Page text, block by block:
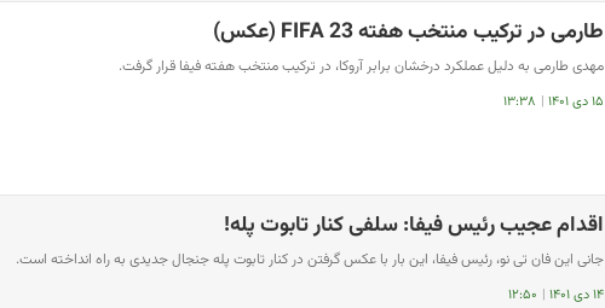
طارمی در ترکیب منتخب هفته FIFA 23 (عکس)
مهدی طارمی به دلیل عملکرد درخشان برابر آروکا، در ترکیب منتخب هفته فیفا قرار گرفت.
۱۵ دی ۱۴۰۱ | ۱۳:۳۸
اقدام عجیب رئیس فیفا: سلفی کنار تابوت پله!
جانی این فان تی نو، رئیس فیفا، این بار با عکس گرفتن در کنار تابوت پله جنجال جدیدی به راه انداخته است.
۱۴ دی ۱۴۰۱ | ۱۲:۵۰